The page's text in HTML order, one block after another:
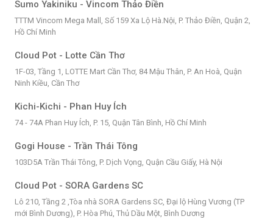
Sumo Yakiniku - Vincom Thảo Điền
TTTM Vincom Mega Mall, Số 159 Xa Lộ Hà.Nội, P. Thảo Điền, Quận 2,
Hồ Chí Minh
Cloud Pot - Lotte Cần Thơ
1F-03, Tầng 1, LOTTE Mart Cần Thơ, 84 Mậu Thân, P. An Hoà, Quận
Ninh Kiều, Cần Thơ
Kichi-Kichi - Phan Huy Ích
74 - 74A Phan Huy Ích, P. 15, Quận Tân Bình, Hồ Chí Minh
Gogi House - Trần Thái Tông
103D5A Trần Thái Tông, P. Dịch Vọng, Quận Cầu Giấy, Hà Nội
Cloud Pot - SORA Gardens SC
Lô 210, Tầng 2 ,Tòa nhà SORA Gardens SC, Đại lộ Hùng Vương (TP
mới Bình Dương), P. Hòa Phú, Thủ Dầu Một, Bình Dương